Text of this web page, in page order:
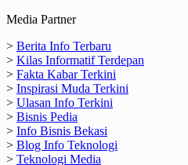
Media Partner
> Berita Info Terbaru
> Kilas Informatif Terdepan
> Fakta Kabar Terkini
> Inspirasi Muda Terkini
> Ulasan Info Terkini
> Bisnis Pedia
> Info Bisnis Bekasi
> Blog Info Teknologi
> Teknologi Media